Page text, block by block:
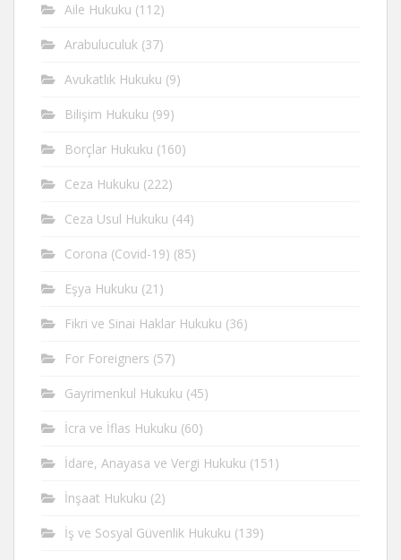
Aile Hukuku (112)
Arabuluculuk (37)
Avukatlık Hukuku (9)
Bilişim Hukuku (99)
Borçlar Hukuku (160)
Ceza Hukuku (222)
Ceza Usul Hukuku (44)
Corona (Covid-19) (85)
Eşya Hukuku (21)
Fikri ve Sinai Haklar Hukuku (36)
For Foreigners (57)
Gayrimenkul Hukuku (45)
İcra ve İflas Hukuku (60)
İdare, Anayasa ve Vergi Hukuku (151)
İnşaat Hukuku (2)
İş ve Sosyal Güvenlik Hukuku (139)